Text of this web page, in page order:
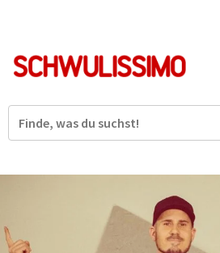
Suche